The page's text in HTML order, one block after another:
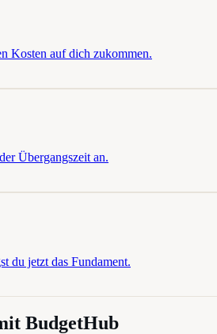
Kosten auf dich zukommen.
Übergangszeit an.
du jetzt das Fundament.
BudgetHub